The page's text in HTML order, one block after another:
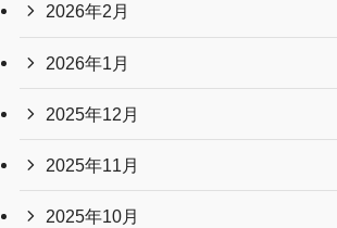
2026年2月
2026年1月
2025年12月
2025年11月
2025年10月